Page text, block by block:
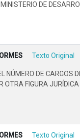
DE
Texto Original
DE CARGOS
FIGURA
Texto Original